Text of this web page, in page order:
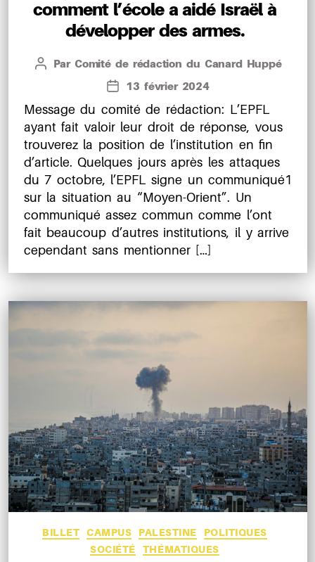
comment l’école a aidé Israël à
développer des armes.
Auteur
Par Comité de rédaction du Canard Huppé
Date
l’article
13 février 2024
Message du comité de rédaction: L’EPFL
ayant fait valoir leur droit de réponse, vous
trouverez la position de l’institution en fin
d’article. Quelques jours après les attaques
du 7 octobre, l’EPFL signe un communiqué​1​
sur la situation au “Moyen-Orient”. Un
communiqué assez commun comme l’ont
fait beaucoup d’autres institutions, il y arrive
cependant sans mentionner […]
Catégories
BILLET CAMPUS PALESTINE
POLITIQUES
SOCIÉTÉ
THÉMATIQUES